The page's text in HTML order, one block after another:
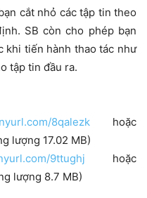
cắt nhỏ các tập tin theo
SB còn cho phép bạn
tiến hành thao tác như
tập tin đầu ra.
8qalezkhoặc
lượng 17.02 MB)
9ttughj hoặc
lượng 8.7 MB)